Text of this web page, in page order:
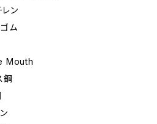
レン
ム
Mouth
鋼